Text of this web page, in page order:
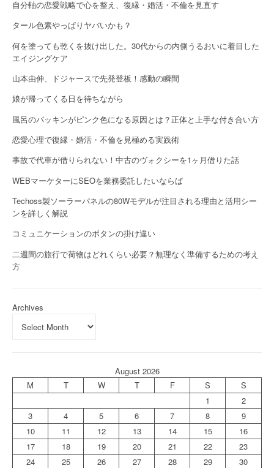
自分軸の恋愛戦略で心を整え、復縁・婚活・不倫を見直す
タール色素やっぱりヤバいかも？
何を塗っても乾くを抜け出した。30代からの内側うるおいに着目した
エイジングケア
山本由伸、ドジャースで先発登板！感動の瞬間
娘が帰ってくる日を待ちながら
風呂のパッキンがピンク色になる原因とは？正体と上手な付き合い方
恋愛心理で復縁・婚活・不倫を見極める実践術
事故で代車が借りられない！中古のヴォクシーを1ヶ月借りた話
WEBマーケターにSEOを業務委託したいならば
Techoss製ソーラーパネルの80Wモデルが注目される理由と活用シー
ンを詳しく解説
コミュニケーションのボタンの掛け違い
二週間の旅行で荷物はどれくらい必要？無理なく準備するための考え
方
Archives
August 2026
M
T W T F S
S
1
2
3
4 5 6 7 8
9
10
11 12 13 14 15
16
17
18 19 20 21 22
23
24
25 26 27 28 29 30